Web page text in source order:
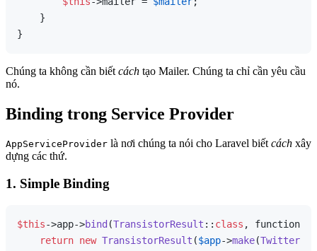
    }
Chúng ta không cần biết cách tạo Mailer. Chúng ta chỉ cần yêu cầu
nó.
Binding trong Service Provider
AppServiceProvider là nơi chúng ta nói cho Laravel biếtcách xây
dựng các thứ.
1. Simple Binding
$this->app->bind (TransistorResult :: class , function (
return new TransistorResult ($app->make(